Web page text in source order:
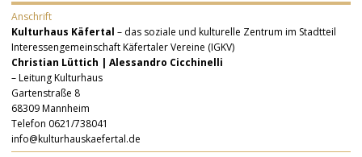
Anschrift
Kulturhaus Käfertal – das soziale und kulturelle Zentrum im Stadtteil
Interessengemeinschaft Käfertaler Vereine (IGKV)
Christian Lüttich | Alessandro Cicchinelli
– Leitung Kulturhaus
Gartenstraße 8
68309 Mannheim
Telefon 0621/738041
info@kulturhauskaefertal.de